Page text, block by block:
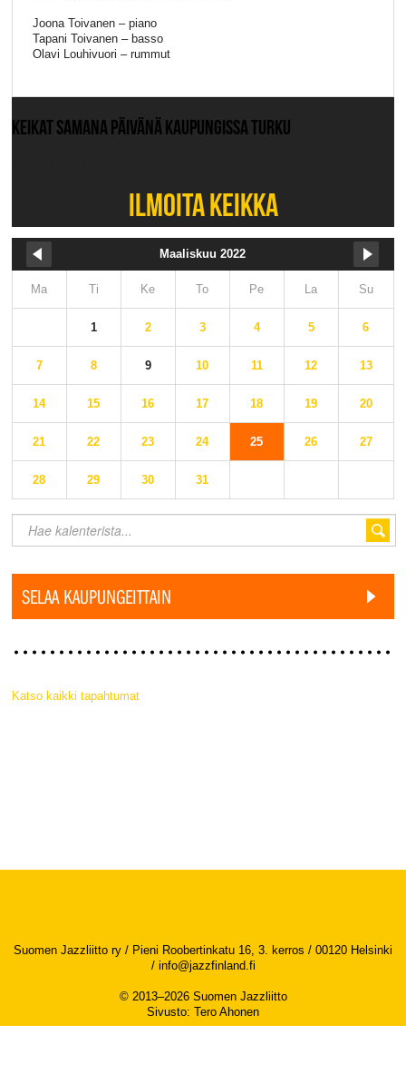
Joona Toivanen – piano
Tapani Toivanen – basso
Olavi Louhivuori – rummut
KEIKAT SAMANA PÄIVÄNÄ KAUPUNGISSA TURKU
ILMOITA KEIKKA
Maaliskuu 2022
Ma Ti Ke To Pe La Su
1 2 3 4 5 6
7 8 9 10 11 12 13
14 15 16 17 18 19 20
21 22 23 24 25 26 27
28 29 30 31
SELAA KAUPUNGEITTAIN
Katso kaikki tapahtumat
Suomen Jazzliitto ry / Pieni Roobertinkatu 16, 3. kerros / 00120 Helsinki
/ info@jazzfinland.fi
© 2013–2026 Suomen Jazzliitto
Sivusto: Tero Ahonen